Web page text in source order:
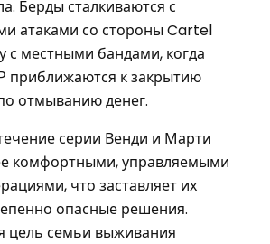
Берды сталкиваются с
атаками со стороны Cartel
с местными бандами, когда
приближаются к закрытию
отмыванию денег.
серии Венди и Марти
комфортными, управляемыми
что заставляет их
опасные решения.
цель семьи выживания